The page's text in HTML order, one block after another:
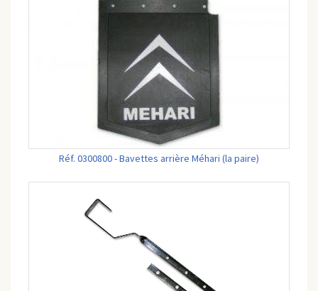
Réf. 0300800 - Bavettes arrière Méhari (la paire)